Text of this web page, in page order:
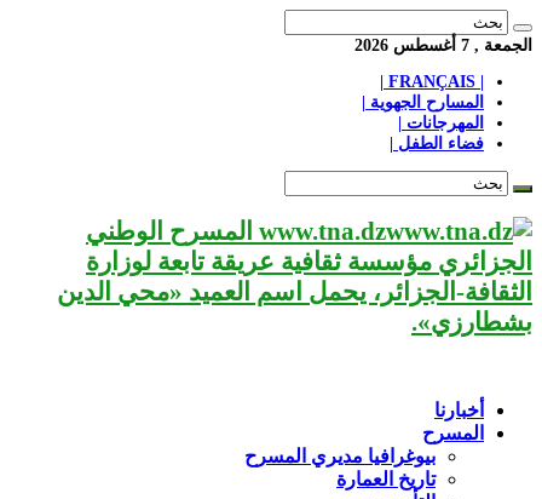
الجمعة , 7 أغسطس 2026
المسارح الجهوية |
المهرجانات |
فضاء الطفل |
www.tna.dz المسرح الوطني
الجزائري مؤسسة ثقافية عريقة تابعة لوزارة
الثقافة-الجزائر، يحمل اسم العميد «محي الدين
بشطارزي».
أخبارنا
المسرح
بيوغرافيا مديري المسرح
تاريخ العمارة